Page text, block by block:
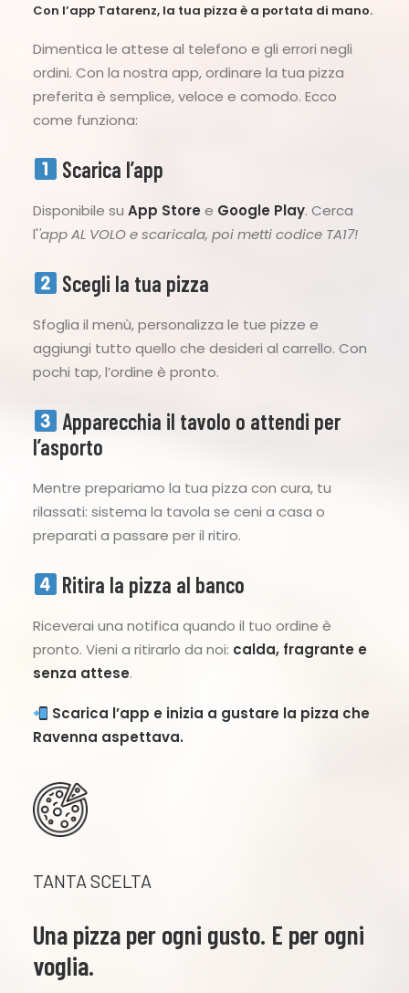
Con l’app Tatarenz, la tua pizza è a portata di mano.
Dimentica le attese al telefono e gli errori negli
ordini. Con la nostra app, ordinare la tua pizza
preferita è semplice, veloce e comodo. Ecco
come funziona:
Scarica l’app
Disponibile su App Store e Google Play. Cerca
l''app AL VOLO e scaricala, poi metti codice TA17!
Scegli la tua pizza
Sfoglia il menù, personalizza le tue pizze e
aggiungi tutto quello che desideri al carrello. Con
pochi tap, l’ordine è pronto.
Apparecchia il tavolo o attendi per
l’asporto
Mentre prepariamo la tua pizza con cura, tu
rilassati: sistema la tavola se ceni a casa o
preparati a passare per il ritiro.
Ritira la pizza al banco
Riceverai una notifica quando il tuo ordine è
pronto. Vieni a ritirarlo da noi: calda, fragrante e
senza attese.
Scarica l’app e inizia a gustare la pizza che
Ravenna aspettava.
TANTA SCELTA
Una pizza per ogni gusto. E per ogni
voglia.